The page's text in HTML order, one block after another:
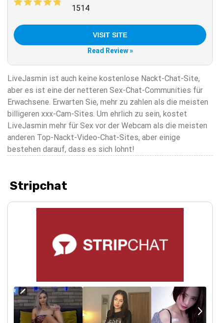
1514
VISIT SITE
Read Review »
LiveJasmin ist auch keine kostenlose Nackt-Chat-Site,
aber es ist eine der netteren Sex-Chat-Communities für
Erwachsene. Erwarten Sie, mehr zu zahlen als die meisten
billigeren xxx-Cam-Sites. Um ehrlich zu sein, kostet
LiveJasmin mehr für Sex vor der Webcam als die meisten
anderen Top-Nackt-Video-Chat-Sites, aber einige
bestehen darauf, dass es sich lohnt!
Stripchat